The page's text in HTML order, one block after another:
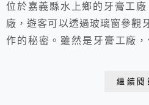
位於嘉義縣水上鄉的牙膏工
廠，遊客可以透過玻璃窗參觀
作的秘密。雖然是牙膏工廠
繼續閱